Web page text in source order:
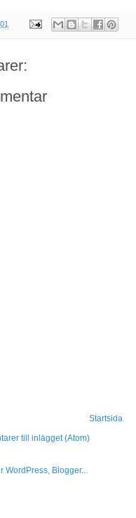
Startsida
till inlägget (Atom)